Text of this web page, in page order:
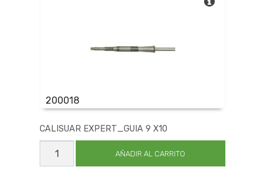
200018
CALISUAR EXPERT_GUIA 9 X10
CALISUAR
EXPERT_GUIA
9
AÑADIR AL CARRITO